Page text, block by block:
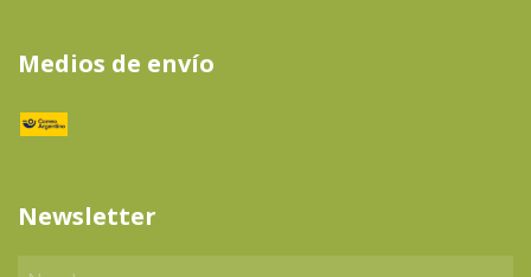
Medios de envío
Newsletter